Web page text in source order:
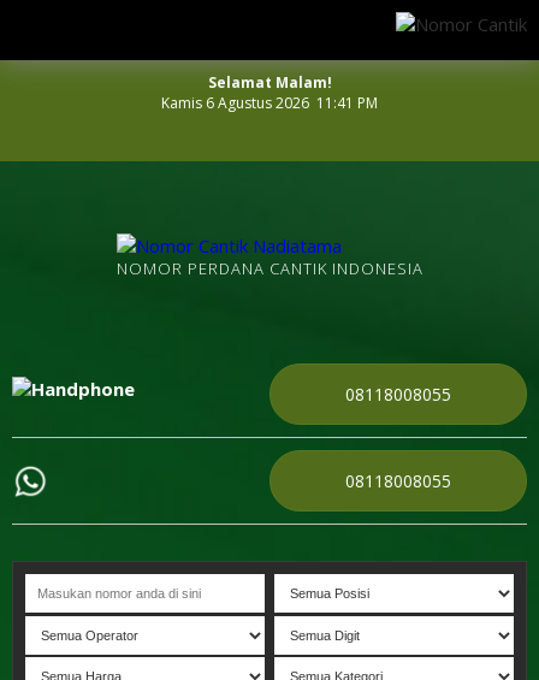
Selamat Malam!
Kamis 6 Agustus 2026 11:41 PM
NOMOR PERDANA CANTIK INDONESIA
08118008055
08118008055